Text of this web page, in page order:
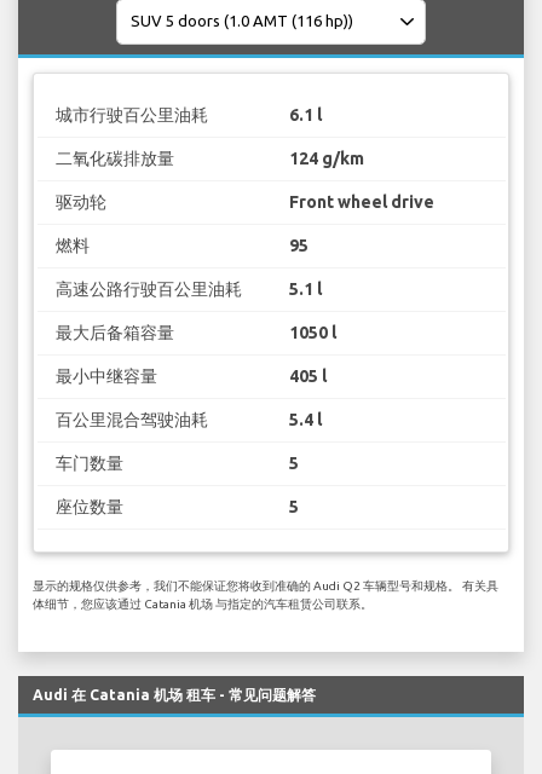
城市行驶百公里油耗 6.1 l
二氧化碳排放量 124 g/km
驱动轮 Front wheel drive
燃料 95
高速公路行驶百公里油耗 5.1 l
最大后备箱容量 1050 l
最小中继容量 405 l
百公里混合驾驶油耗 5.4 l
车门数量 5
座位数量 5
显示的规格仅供参考，我们不能保证您将收到准确的 Audi Q2 车辆型号和规格。 有关具
体细节，您应该通过 Catania 机场 与指定的汽车租赁公司联系。
Audi 在 Catania 机场 租车 - 常见问题解答